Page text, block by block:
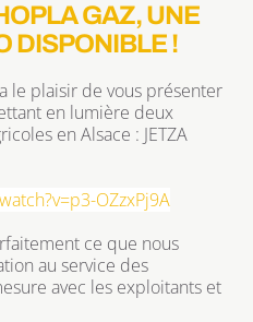
GAZ, UNE
DISPONIBLE !
le plaisir de vous présenter
en lumière deux
en Alsace : JETZA
OZzxPj9A
ce que nous
au service des
avec les exploitants et